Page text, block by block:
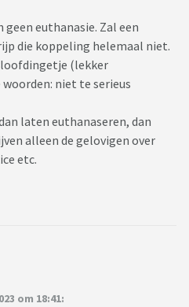
euthanasie. Zal een
die koppeling helemaal niet.
(lekker
niet te serieus
laten euthanaseren, dan
alleen de gelovigen over
etc.
om 18:41: